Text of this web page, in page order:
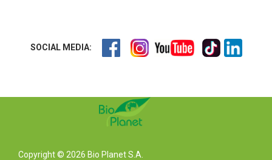
SOCIAL MEDIA:
Copyright © 2026 Bio Planet S.A.